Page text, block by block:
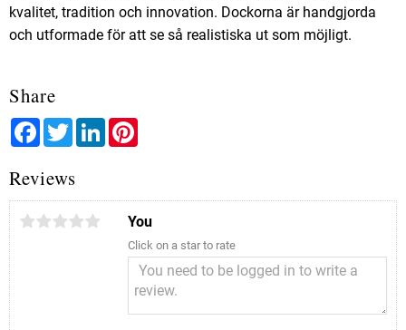
kvalitet, tradition och innovation. Dockorna är handgjorda
och utformade för att se så realistiska ut som möjligt.
Share
FacebookTwitterLinkedIn
Reviews
You
Click on a star to rate